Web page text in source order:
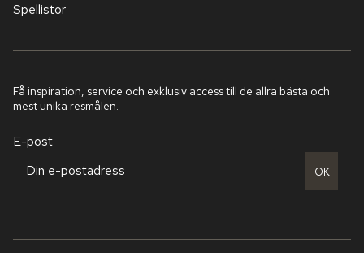
Spellistor
Få inspiration, service och exklusiv access till de allra bästa och
mest unika resmålen.
E-post
OK